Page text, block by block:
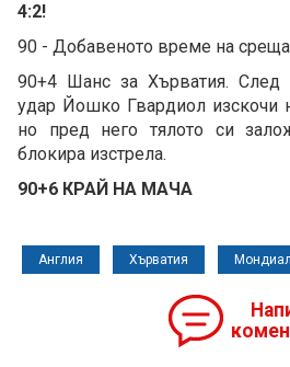
4:2!
90 - Добавеното време на
90+4 Шанс за Хърватия. След
удар Йошко Гвардиол изскочи
но пред него тялото си
блокира изстрела.
90+6 КРАЙ НА МАЧА
Англия Хърватия